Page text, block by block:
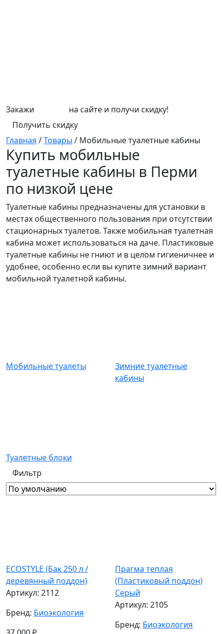
Закажи
на сайте и получи скидку!
Получить скидку
Главная /Товары / Мобильные туалетные кабины
Купить мобильные
туалетные кабины в Перми
по низкой цене
Туалетные кабины предназначены для установки в
местах общественного пользования при отсутствии
стационарных туалетов. Также мобильная туалетная
кабина может использоваться на даче. Пластиковые
туалетные кабины не гниют и в целом гигиеничнее и
удобнее, особенно если вы купите зимний вариант
мобильной туалетной кабины.
Мобильные туалеты
Зимние туалетные
кабины
Туалетные блоки
Фильтр
ECOSTYLE (Бак 250 л /
деревянный поддон)
Артикул: 2112
Бренд: Биоэкология
Прагма теплая
(Пластиковый поддон)
Серый
Артикул: 2105
Бренд: Биоэкология